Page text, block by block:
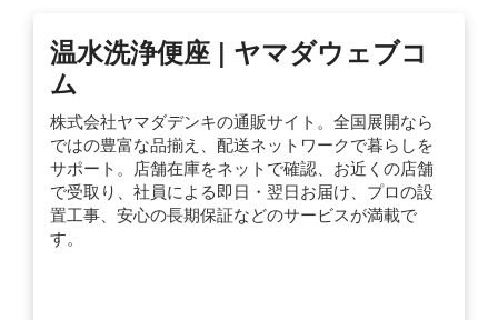
温水洗浄便座 | ヤマダウェブコ
ム
株式会社ヤマダデンキの通販サイト。全国展開なら
ではの豊富な品揃え、配送ネットワークで暮らしを
サポート。店舗在庫をネットで確認、お近くの店舗
で受取り、社員による即日・翌日お届け、プロの設
置工事、安心の長期保証などのサービスが満載で
す。